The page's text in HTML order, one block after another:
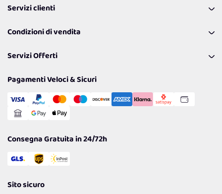
Coupon
Lavora con noi
Politiche per la parità di genere
Servizi clienti
Richiamami
Resi
Condizioni di vendita
Spedizioni
Cookie Policy
Gestisci Cookie
Servizi Offerti
Reso Facile e Veloce
Pagamenti Veloci & Sicuri
Consegna Gratuita in 24/72h
Sito sicuro